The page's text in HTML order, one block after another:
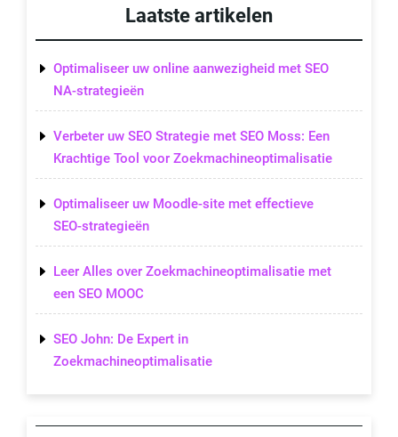
Laatste artikelen
Optimaliseer uw online aanwezigheid met SEO
NA-strategieën
Verbeter uw SEO Strategie met SEO Moss: Een
Krachtige Tool voor Zoekmachineoptimalisatie
Optimaliseer uw Moodle-site met effectieve
SEO-strategieën
Leer Alles over Zoekmachineoptimalisatie met
een SEO MOOC
SEO John: De Expert in
Zoekmachineoptimalisatie